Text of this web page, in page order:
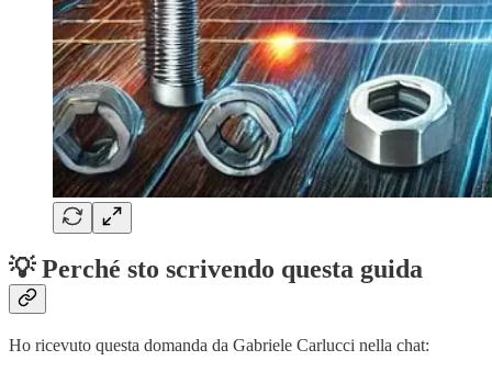
💡 Perché sto scrivendo questa guida
Ho ricevuto questa domanda da Gabriele Carlucci nella chat: